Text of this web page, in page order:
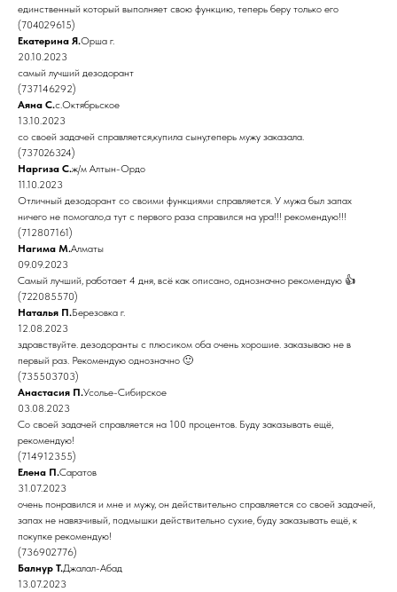
единственный который выполняет свою функцию, теперь беру только его
(704029615)
Екатерина Я.Орша г.
20.10.2023
самый лучший дезодорант
(737146292)
Аяна С.с.Октябрьское
13.10.2023
со своей задачей справляется,купила сыну,теперь мужу заказала.
(737026324)
Наргиза С.ж/м Алтын-Ордо
11.10.2023
Отличный дезодорант со своими функциями справляется. У мужа был запах
ничего не помогало,а тут с первого раза справился на ура!!! рекомендую!!!
(712807161)
Нагима М.Алматы
09.09.2023
Самый лучший, работает 4 дня, всё как описано, однозначно рекомендую 👍
(722085570)
Наталья П.Березовка г.
12.08.2023
здравствуйте. дезодоранты с плюсиком оба очень хорошие. заказываю не в
первый раз. Рекомендую однозначно 🙂
(735503703)
Анастасия П.Усолье-Сибирское
03.08.2023
Со своей задачей справляется на 100 процентов. Буду заказывать ещё,
рекомендую!
(714912355)
Елена П.Саратов
31.07.2023
очень понравился и мне и мужу, он действительно справляется со своей задачей,
запах не навязчивый, подмышки действительно сухие, буду заказывать ещё, к
покупке рекомендую!
(736902776)
Балнур Т.Джалал-Абад
13.07.2023